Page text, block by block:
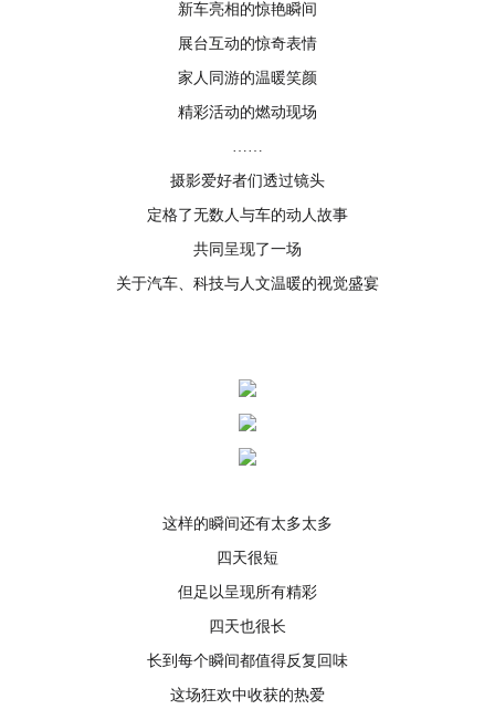
新车亮相的惊艳瞬间
展台互动的惊奇表情
家人同游的温暖笑颜
精彩活动的燃动现场
……
摄影爱好者们透过镜头
定格了无数人与车的动人故事
共同呈现了一场
关于汽车、科技与人文温暖的视觉盛宴
这样的瞬间还有太多太多
四天很短
但足以呈现所有精彩
四天也很长
长到每个瞬间都值得反复回味
这场狂欢中收获的热爱